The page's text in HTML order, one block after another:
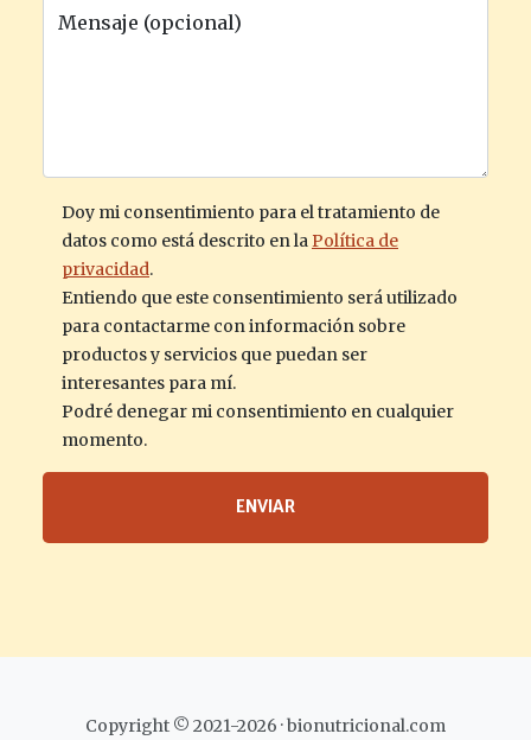
Mensaje (opcional)
Doy mi consentimiento para el tratamiento de
datos como está descrito en laPolítica de
privacidad.
Entiendo que este consentimiento será utilizado
para contactarme con información sobre
productos y servicios que puedan ser
interesantes para mí.
Podré denegar mi consentimiento en cualquier
momento.
ENVIAR
Copyright © 2021-2026 · bionutricional.com